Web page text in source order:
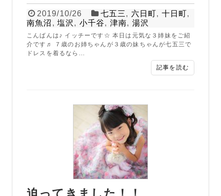
2019/10/26 七五三, 六日町, 十日町,
南魚沼 ,塩沢 , 小千谷, 津南, 湯沢
こんばんは♪ イッチーです☆ 本日は元気な３姉妹をご紹
介です♬ ７歳のお姉ちゃんが３歳の妹ちゃんが七五三で
ドレスを着るなら...
記事を読む